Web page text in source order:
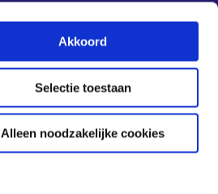
Akkoord
Selectie toestaan
Alleen noodzakelijke cookies